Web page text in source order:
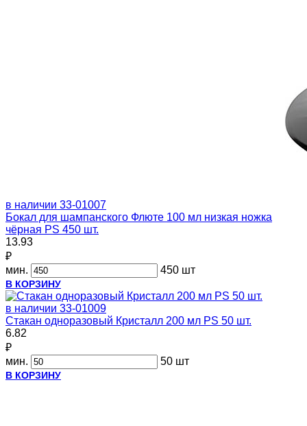
в наличии 33-01007
Бокал для шампанского Флюте 100 мл низкая ножка
чёрная PS 450 шт.
13.93
₽
мин.
450 шт
В КОРЗИНУ
в наличии 33-01009
Стакан одноразовый Кристалл 200 мл PS 50 шт.
6.82
₽
мин.
50 шт
В КОРЗИНУ